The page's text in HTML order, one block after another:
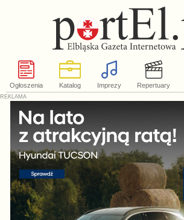
Ogłoszenia Katalog Imprezy Repertuary